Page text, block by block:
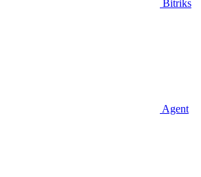
Bitriks
Agent